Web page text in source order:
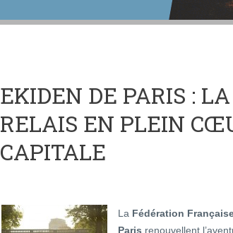
EKIDEN DE PARIS :
RELAIS EN PLEIN
CAPITALE
La Fédération
Paris renouvellent